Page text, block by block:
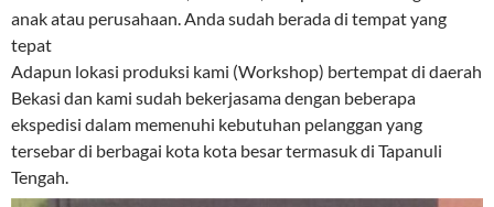
anak atau perusahaan. Anda sudah berada di tempat yang
tepat
Adapun lokasi produksi kami (Workshop) bertempat di daerah
Bekasi dan kami sudah bekerjasama dengan beberapa
ekspedisi dalam memenuhi kebutuhan pelanggan yang
tersebar di berbagai kota kota besar termasuk di Tapanuli
Tengah.